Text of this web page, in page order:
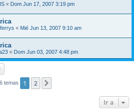
« Dom Jun 17, 2007 3:19 pm
« Mié Jun 13, 2007 9:10 am
« Dom Jun 03, 2007 4:48 pm
temas 1 2
Ir a